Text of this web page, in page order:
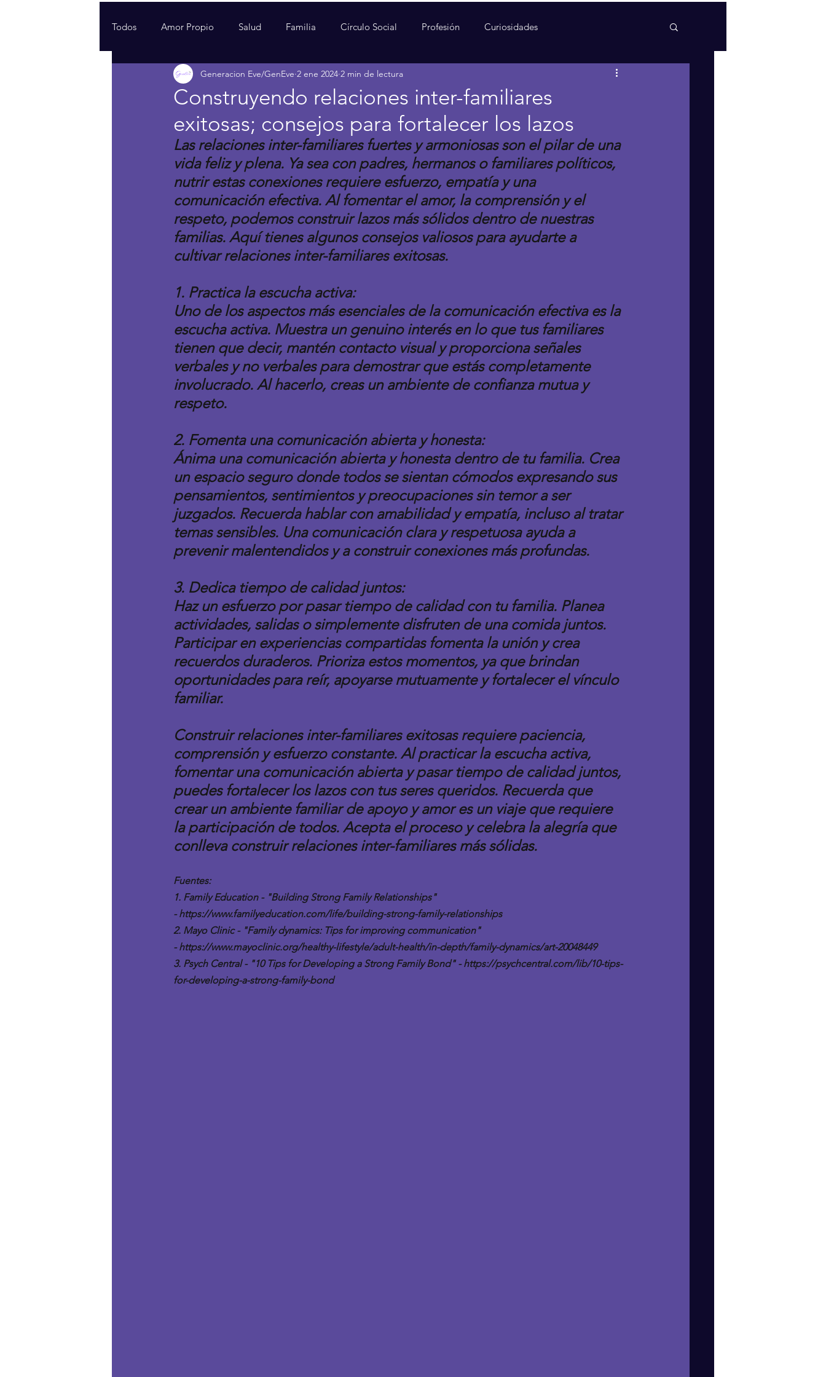
Todos Amor Propio Salud Familia Círculo Social Profesión Curiosidades
Construyendo relaciones inter-familiares
exitosas; consejos para fortalecer los lazos
Generacion Eve/GenEve 2 ene 2024 2 min de lectura
Las relaciones inter-familiares fuertes y armoniosas son el pilar de una
vida feliz y plena. Ya sea con padres, hermanos o familiares políticos,
nutrir estas conexiones requiere esfuerzo, empatía y una
comunicación efectiva. Al fomentar el amor, la comprensión y el
respeto, podemos construir lazos más sólidos dentro de nuestras
familias. Aquí tienes algunos consejos valiosos para ayudarte a
cultivar relaciones inter-familiares exitosas.
1. Practica la escucha activa:
Uno de los aspectos más esenciales de la comunicación efectiva es la
escucha activa. Muestra un genuino interés en lo que tus familiares
tienen que decir, mantén contacto visual y proporciona señales
verbales y no verbales para demostrar que estás completamente
involucrado. Al hacerlo, creas un ambiente de confianza mutua y
respeto.
2. Fomenta una comunicación abierta y honesta:
Ánima una comunicación abierta y honesta dentro de tu familia. Crea
un espacio seguro donde todos se sientan cómodos expresando sus
pensamientos, sentimientos y preocupaciones sin temor a ser
juzgados. Recuerda hablar con amabilidad y empatía, incluso al tratar
temas sensibles. Una comunicación clara y respetuosa ayuda a
prevenir malentendidos y a construir conexiones más profundas.
3. Dedica tiempo de calidad juntos:
Haz un esfuerzo por pasar tiempo de calidad con tu familia. Planea
actividades, salidas o simplemente disfruten de una comida juntos.
Participar en experiencias compartidas fomenta la unión y crea
recuerdos duraderos. Prioriza estos momentos, ya que brindan
oportunidades para reír, apoyarse mutuamente y fortalecer el vínculo
familiar.
Construir relaciones inter-familiares exitosas requiere paciencia,
comprensión y esfuerzo constante. Al practicar la escucha activa,
fomentar una comunicación abierta y pasar tiempo de calidad juntos,
puedes fortalecer los lazos con tus seres queridos. Recuerda que
crear un ambiente familiar de apoyo y amor es un viaje que requiere
la participación de todos. Acepta el proceso y celebra la alegría que
conlleva construir relaciones inter-familiares más sólidas.
Fuentes:
1. Family Education - "Building Strong Family Relationships"
- https://www.familyeducation.com/life/building-strong-family-relationships
2. Mayo Clinic - "Family dynamics: Tips for improving communication"
- https://www.mayoclinic.org/healthy-lifestyle/adult-health/in-depth/family-dynamics/art-20048449
3. Psych Central - "10 Tips for Developing a Strong Family Bond" - https://psychcentral.com/lib/10-tips-
for-developing-a-strong-family-bond